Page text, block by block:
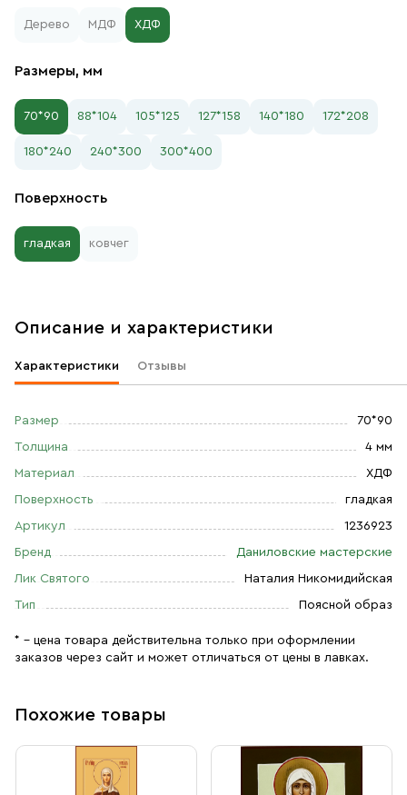
Дерево МДФ ХДФ
Размеры, мм
70*90 88*104 105*125 127*158 140*180 172*208
180*240 240*300 300*400
Поверхность
гладкая ковчег
Описание и характеристики
Характеристики Отзывы
Размер 70*90
Толщина 4 мм
Материал ХДФ
Поверхность гладкая
Артикул 1236923
Бренд Даниловские мастерские
Лик Святого Наталия Никомидийская
Тип Поясной образ
* – цена товара действительна только при оформлении
заказов через сайт и может отличаться от цены в лавках.
Похожие товары